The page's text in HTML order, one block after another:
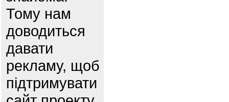
Тому нам
доводиться
давати
рекламу, щоб
підтримувати